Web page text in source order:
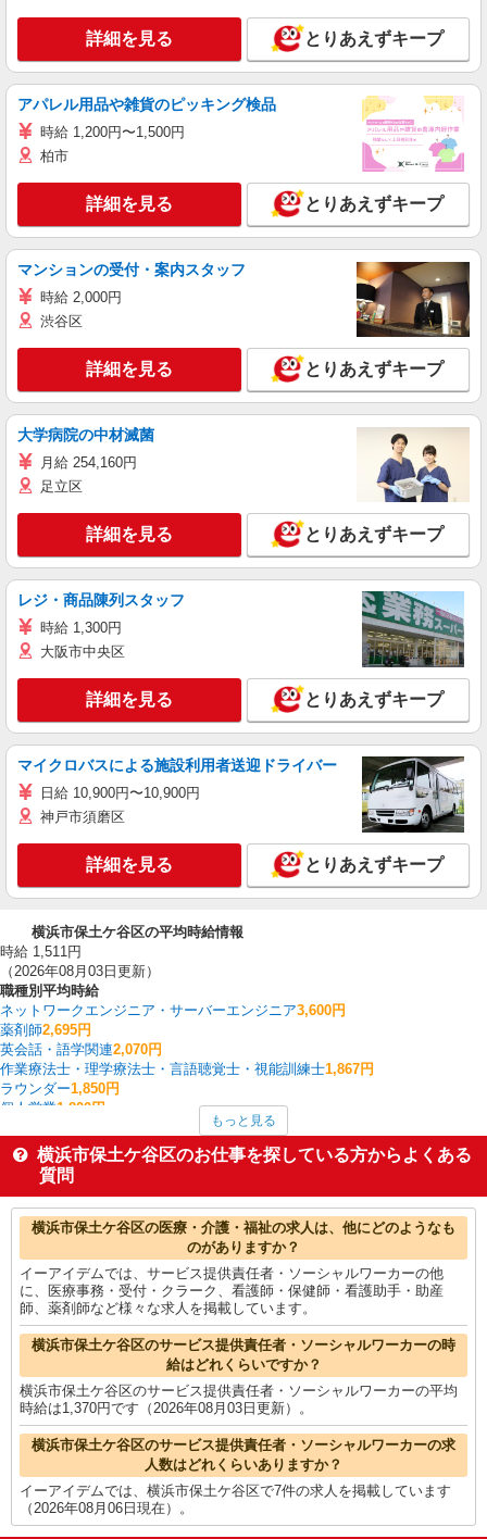
詳細を見る とりあえずキープ
アパレル用品や雑貨のピッキング検品
時給 1,200円〜1,500円
柏市
詳細を見る とりあえずキープ
マンションの受付・案内スタッフ
時給 2,000円
渋谷区
詳細を見る とりあえずキープ
大学病院の中材滅菌
月給 254,160円
足立区
詳細を見る とりあえずキープ
レジ・商品陳列スタッフ
時給 1,300円
大阪市中央区
詳細を見る とりあえずキープ
マイクロバスによる施設利用者送迎ドライバー
日給 10,900円〜10,900円
神戸市須磨区
詳細を見る とりあえずキープ
横浜市保土ケ谷区の平均時給情報
時給 1,511円
（2026年08月03日更新）
職種別平均時給
ネットワークエンジニア・サーバーエンジニア3,600円
薬剤師2,695円
英会話・語学関連2,070円
作業療法士・理学療法士・言語聴覚士・視能訓練士1,867円
ラウンダー1,850円
個人営業1,800円
家事代行1,700円
看護師・保健師・看護助手・助産師1,646円
その他販売・サービス
横浜市保土ケ谷区の他の職種の平均時給を見る
もっと見る
横浜市保土ケ谷区のお仕事を探している方からよくある
質問
横浜市保土ケ谷区の医療・介護・福祉の求人は、他にどのようなも
のがありますか？
イーアイデムでは、サービス提供責任者・ソーシャルワーカーの他
に、医療事務・受付・クラーク、看護師・保健師・看護助手・助産
師、薬剤師など様々な求人を掲載しています。
横浜市保土ケ谷区のサービス提供責任者・ソーシャルワーカーの時
給はどれくらいですか？
横浜市保土ケ谷区のサービス提供責任者・ソーシャルワーカーの平均
時給は1,370円です（2026年08月03日更新）。
横浜市保土ケ谷区のサービス提供責任者・ソーシャルワーカーの求
人数はどれくらいありますか？
イーアイデムでは、横浜市保土ケ谷区で7件の求人を掲載しています
（2026年08月06日現在）。